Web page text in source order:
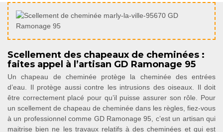
Scellement des chapeaux de cheminées :
faites appel à l’artisan GD Ramonage 95
Un chapeau de cheminée protège la cheminée des entrées
d’eau. Il protège aussi contre les intrusions des oiseaux. Il doit
être correctement placé pour qu’il puisse assurer son rôle. Pour
un scellement de chapeau de cheminée dans les règles, fiez-vous
à un professionnel comme GD Ramonage 95, c’est un artisan qui
maitrise bien ne les travaux relatifs à des cheminées et qui est